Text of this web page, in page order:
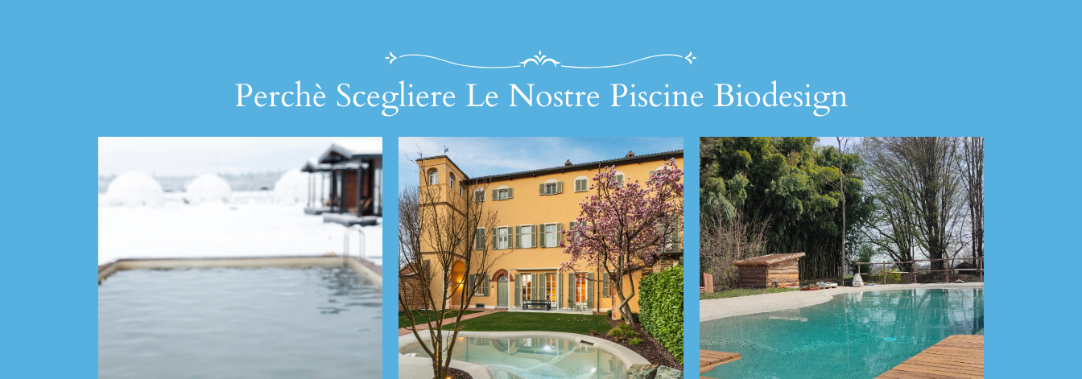
Perchè Scegliere Le Nostre Piscine Biodesign